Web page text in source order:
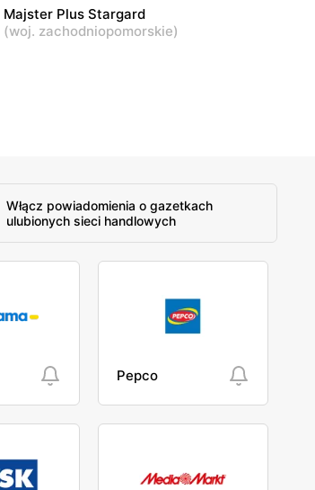
Majster Plus Stargard
(woj. zachodniopomorskie)
Włącz powiadomienia o gazetkach
ulubionych sieci handlowych
Pepco